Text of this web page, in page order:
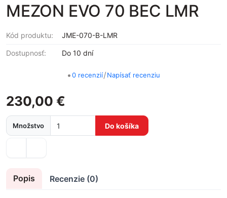
MEZON EVO 70 BEC LMR
Kód produktu: JME-070-B-LMR
Dostupnosť: Do 10 dní
•0 recenzií/Napísať recenziu
230,00 €
Množstvo Do košíka
Popis Recenzie (0)